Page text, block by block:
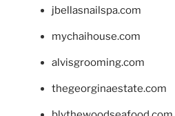
jbellasnailspa.com
mychaihouse.com
alvisgrooming.com
thegeorginaestate.com